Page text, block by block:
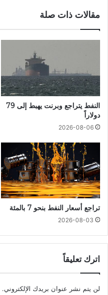
مقالات ذات صلة
النفط يتراجع وبرنت يهبط إلى 79
دولاراً
2026-08-06
تراجع أسعار النفط بنحو 7 بالمئة
2026-08-03
اترك تعليقاً
لن يتم نشر عنوان بريدك الإلكتروني.